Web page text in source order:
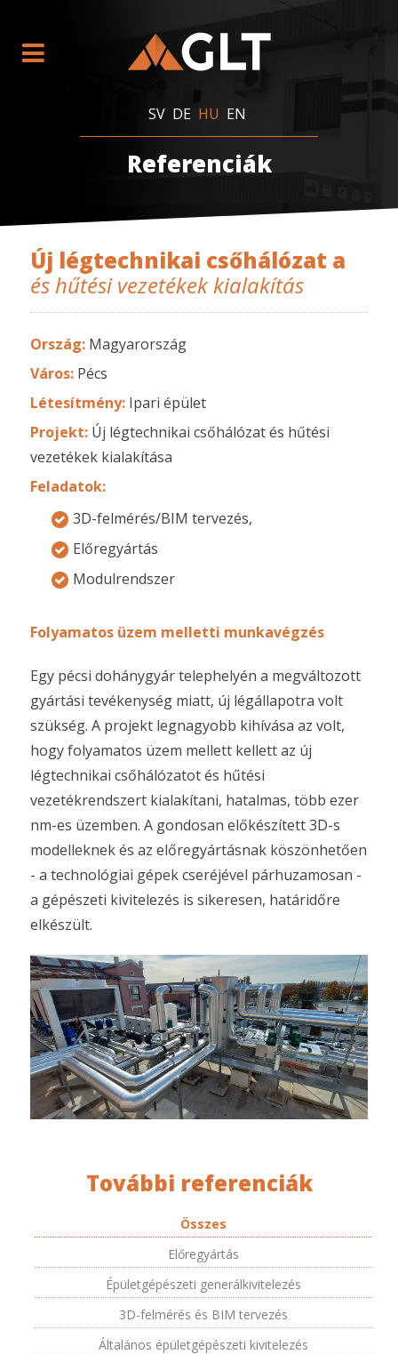
SV DE HU EN
Referenciák
Új légtechnikai csőhálózat a
és hűtési vezetékek kialakítás
Ország: Magyarország
Város: Pécs
Létesítmény: Ipari épület
Projekt: Új légtechnikai csőhálózat és hűtési
vezetékek kialakítása
Feladatok:
3D-felmérés/BIM tervezés,
Előregyártás
Modulrendszer
Folyamatos üzem melletti munkavégzés
Egy pécsi dohánygyár telephelyén a megváltozott
gyártási tevékenység miatt, új légállapotra volt
szükség. A projekt legnagyobb kihívása az volt,
hogy folyamatos üzem mellett kellett az új
légtechnikai csőhálózatot és hűtési
vezetékrendszert kialakítani, hatalmas, több ezer
nm-es üzemben. A gondosan előkészített 3D-s
modelleknek és az előregyártásnak köszönhetően
- a technológiai gépek cseréjével párhuzamosan -
a gépészeti kivitelezés is sikeresen, határidőre
elkészült.
További referenciák
Összes
Előregyártás
Épületgépészeti generálkivitelezés
3D-felmérés és BIM tervezés
Általános épületgépészeti kivitelezés